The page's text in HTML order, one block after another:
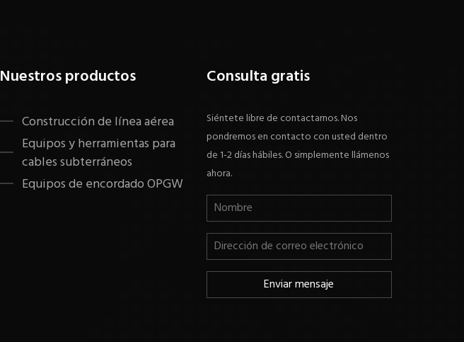
Nuestros productos
Construcción de línea aérea
Equipos y herramientas para
cables subterráneos
Equipos de encordado OPGW
Consulta gratis
Siéntete libre de contactarnos. Nos
pondremos en contacto con usted dentro
de 1-2 días hábiles. O simplemente llámenos
ahora.